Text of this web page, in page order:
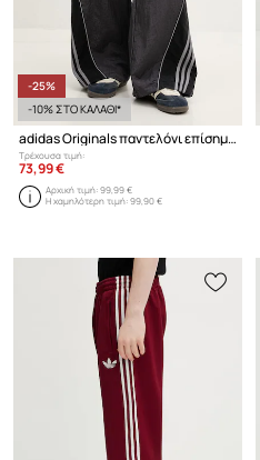
-25%
-10% ΣΤΟ ΚΑΛΑΘΙ*
adidas Originals παντελόνι επίσημο ανδρικό
Τρέχουσα τιμή:
73,99 €
Αρχική τιμή:99,99 €
Η χαμηλότερη τιμή:99,90 €